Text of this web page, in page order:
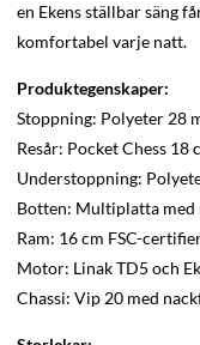
en Ekens ställbar säng
komfortabel varje natt.
Produktegenskaper:
Stoppning: Polyeter 28
Resår: Pocket Chess 18
Understoppning:
Botten: Multiplatta med
Ram: 16 cm FSC-
Motor: Linak TD5 och
Chassi: Vip 20 med